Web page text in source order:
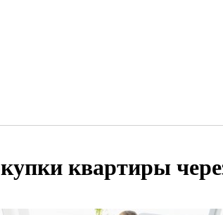
квартиры